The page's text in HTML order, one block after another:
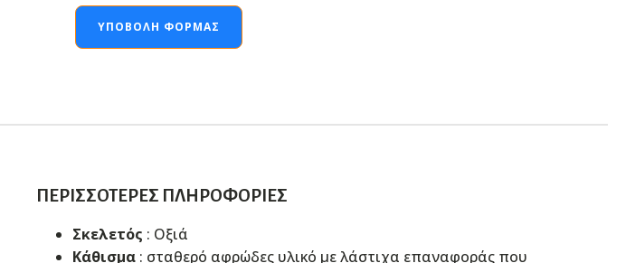
ΥΠΟΒΟΛΉ ΦΌΡΜΑΣ
ΠΕΡΙΣΣΌΤΕΡΕΣ ΠΛΗΡΟΦΟΡΊΕΣ
Σκελετός : Οξιά
Κάθισμα : σταθερό αφρώδες υλικό με λάστιχα επαναφοράς που